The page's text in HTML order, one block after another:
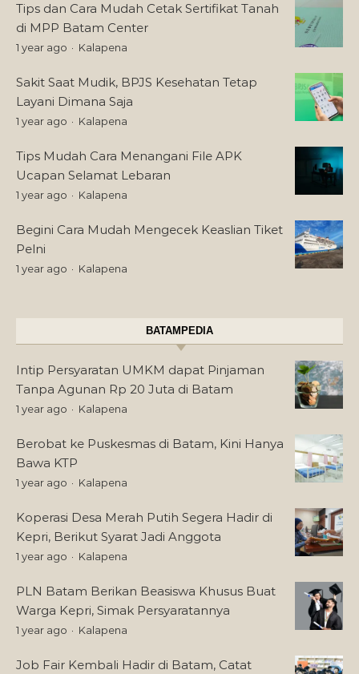
Tips dan Cara Mudah Cetak Sertifikat Tanah
di MPP Batam Center
1 year ago Kalapena
Sakit Saat Mudik, BPJS Kesehatan Tetap
Layani Dimana Saja
1 year ago Kalapena
Tips Mudah Cara Menangani File APK
Ucapan Selamat Lebaran
1 year ago Kalapena
Begini Cara Mudah Mengecek Keaslian Tiket
Pelni
1 year ago Kalapena
BATAMPEDIA
Intip Persyaratan UMKM dapat Pinjaman
Tanpa Agunan Rp 20 Juta di Batam
1 year ago Kalapena
Berobat ke Puskesmas di Batam, Kini Hanya
Bawa KTP
1 year ago Kalapena
Koperasi Desa Merah Putih Segera Hadir di
Kepri, Berikut Syarat Jadi Anggota
1 year ago Kalapena
PLN Batam Berikan Beasiswa Khusus Buat
Warga Kepri, Simak Persyaratannya
1 year ago Kalapena
Job Fair Kembali Hadir di Batam, Catat